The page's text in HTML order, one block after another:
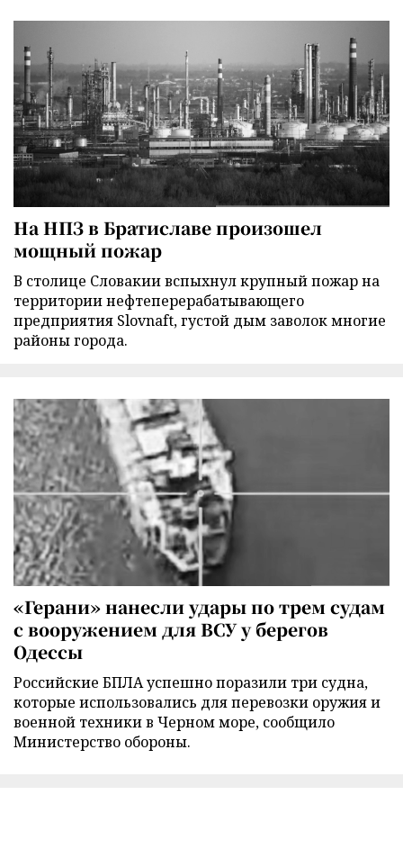
На НПЗ в Братиславе произошел
мощный пожар
В столице Словакии вспыхнул крупный пожар на
территории нефтеперерабатывающего
предприятия Slovnaft, густой дым заволок многие
районы города.
«Герани» нанесли удары по трем судам
с вооружением для ВСУ у берегов
Одессы
Российские БПЛА успешно поразили три судна,
которые использовались для перевозки оружия и
военной техники в Черном море, сообщило
Министерство обороны.